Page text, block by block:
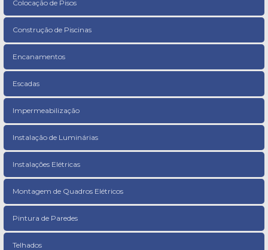
Colocação de Pisos
Construção de Piscinas
Encanamentos
Escadas
Impermeabilização
Instalação de Luminárias
Instalações Elétricas
Montagem de Quadros Elétricos
Pintura de Paredes
Telhados